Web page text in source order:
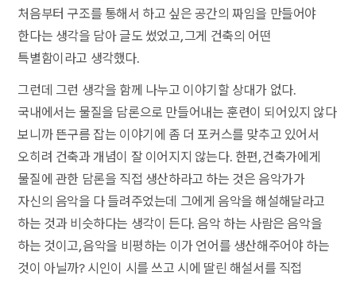
처음부터 구조를 통해서 하고 싶은 공간의 짜임을 만들어야
한다는 생각을 담아 글도 썼었고, 그게 건축의 어떤
특별함이라고 생각했다.
그런데 그런 생각을 함께 나누고 이야기할 상대가 없다.
국내에서는 물질을 담론으로 만들어내는 훈련이 되어있지 않다
보니까 뜬구름 잡는 이야기에 좀 더 포커스를 맞추고 있어서
오히려 건축과 개념이 잘 이어지지 않는다. 한편, 건축가에게
물질에 관한 담론을 직접 생산하라고 하는 것은 음악가가
자신의 음악을 다 들려주었는데 그에게 음악을 해설해달라고
하는 것과 비슷하다는 생각이 든다. 음악 하는 사람은 음악을
하는 것이고, 음악을 비평하는 이가 언어를 생산해주어야 하는
것이 아닐까? 시인이 시를 쓰고 시에 딸린 해설서를 직접